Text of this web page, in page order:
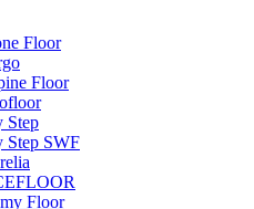
Floor
Floor
Step
Step SWF
Floor